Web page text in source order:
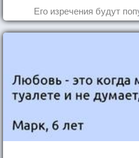
Его изречения будут